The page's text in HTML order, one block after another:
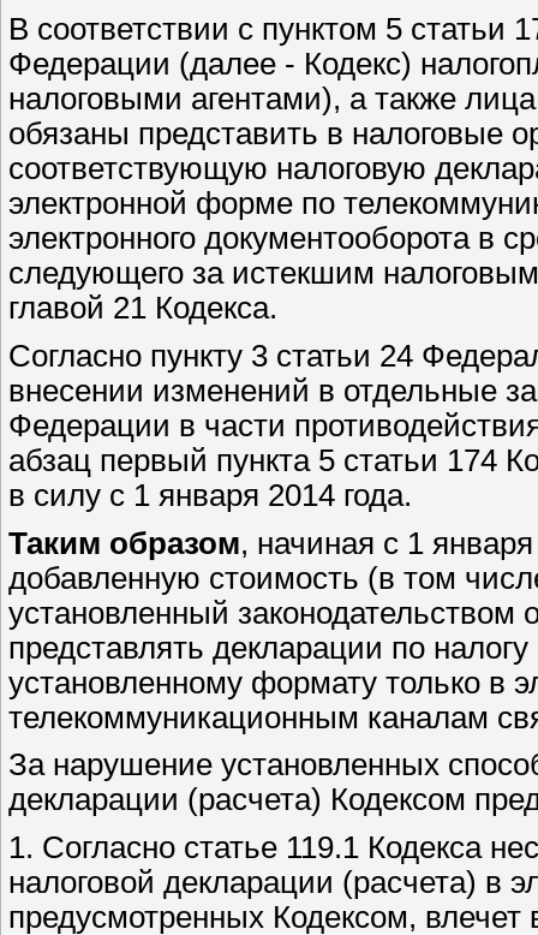
В соответствии с пунктом 5 статьи
Федерации (далее - Кодекс)
налоговыми агентами), а также
обязаны представить в налоговые
соответствующую налоговую
электронной форме по
электронного документооборота в
следующего за истекшим
главой 21 Кодекса.
Согласно пункту 3 статьи 24
внесении изменений в отдельные
Федерации в части
абзац первый пункта 5 статьи 174
в силу с 1 января 2014 года.
Таким образом, начиная с 1
добавленную стоимость (в том
установленный законодательством
представлять декларации по
установленному формату только в
телекоммуникационным каналам
За нарушение установленных
декларации (расчета) Кодексом
1. Согласно статье 119.1 Кодекса
налоговой декларации (расчета) в
предусмотренных Кодексом,